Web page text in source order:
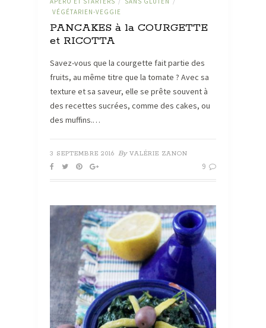
/ /
VÉGÉTARIEN-VEGGIE
PANCAKES à la COURGETTE
et RICOTTA
Savez-vous que la courgette fait partie des
fruits, au même titre que la tomate ? Avec sa
texture et sa saveur, elle se prête souvent à
des recettes sucrées, comme des cakes, ou
des muffins.…
3 SEPTEMBRE 2016 By VALÉRIE ZANON
9